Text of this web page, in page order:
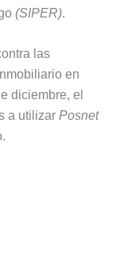
(SIPER).
las
en
diciembre, el
a utilizar Posnet